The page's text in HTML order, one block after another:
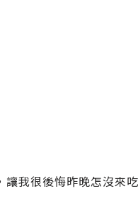
我很後悔昨晚怎沒來